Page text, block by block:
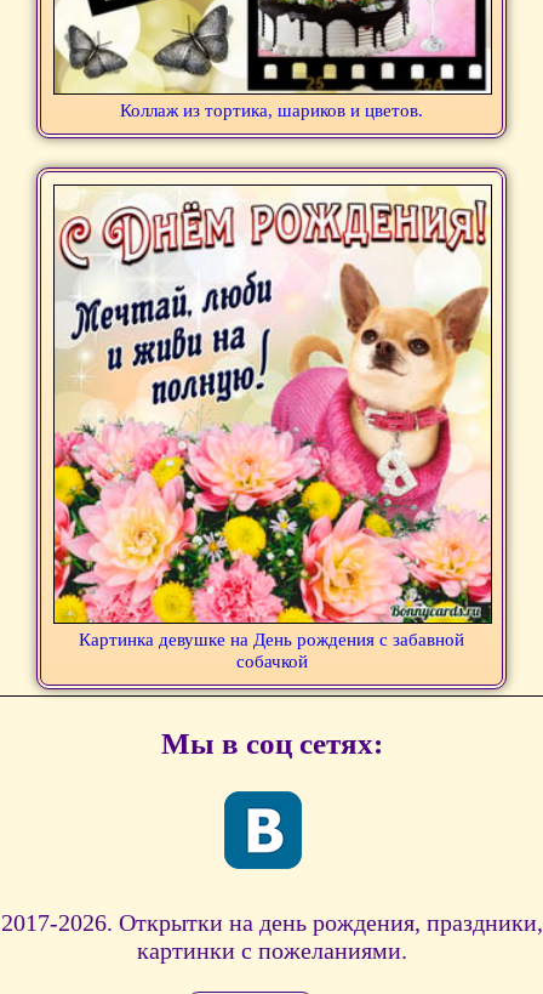
Коллаж из тортика, шариков и цветов.
Картинка девушке на День рождения с забавной
собачкой
Мы в соц сетях:
2017-2026. Открытки на день рождения, праздники,
картинки с пожеланиями.